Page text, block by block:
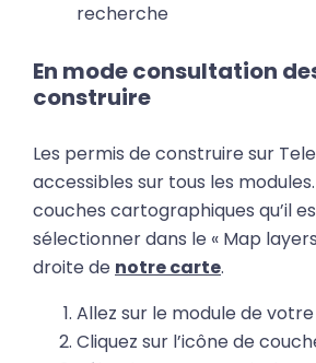
recherche
En mode consultation
construire
Les permis de construire sur
accessibles sur tous les
couches cartographiques qu’il
sélectionner dans le « Map
droite de notre carte.
Allez sur le module de
Cliquez sur l’icône de